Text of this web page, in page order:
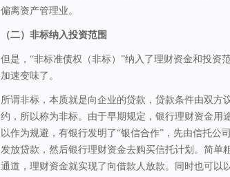
偏离资产管理业。
（二）非标纳入投资范围
但是，“非标准债权（非标）”纳入了理财资金和投资
加速变味了。
所谓非标，本质就是向企业的贷款，贷款条件由双方
约，所以称为非标。由于早期规定，银行理财资金用
以作为规避，有银行发明了“银信合作”，先由信托公
发放贷款，然后银行理财资金去购买信托计划。简单
通道，理财资金就实现了向借款人放款。同时也可以